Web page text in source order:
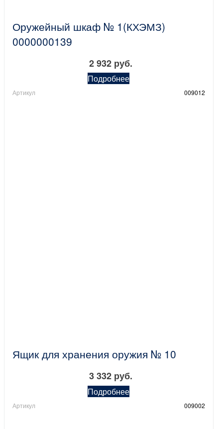
Оружейный шкаф № 1(КХЭМЗ)
0000000139
2 932 руб.
Подробнее
Артикул 009012
Ящик для хранения оружия № 10
3 332 руб.
Подробнее
Артикул 009002